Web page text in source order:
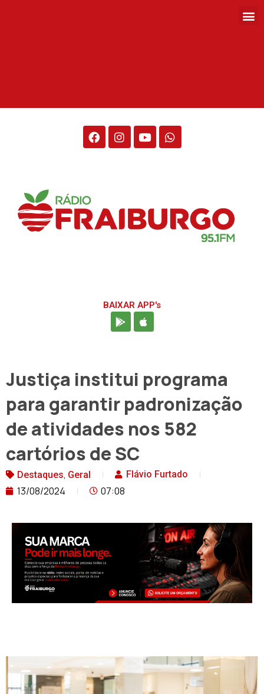
BAIXAR APP's
Justiça institui programa
para garantir padronização
de atividades nos 582
cartórios de SC
Destaques, Geral Flávio Furtado
13/08/2024 07:08